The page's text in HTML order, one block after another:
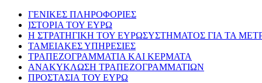
ΓΕΝΙΚΕΣ ΠΛΗΡΟΦΟΡΙΕΣ
ΙΣΤΟΡΙΑ ΤΟΥ ΕΥΡΩ
Η ΣΤΡΑΤΗΓΙΚΗ ΤΟΥ ΕΥΡΩΣΥΣΤΗΜΑΤΟΣ ΓΙΑ ΤΑ
ΤΑΜΕΙΑΚΕΣ ΥΠΗΡΕΣΙΕΣ
ΤΡΑΠΕΖΟΓΡΑΜΜΑΤΙΑ ΚΑΙ ΚΕΡΜΑΤΑ
ΑΝΑΚΥΚΛΩΣΗ ΤΡΑΠΕΖΟΓΡΑΜΜΑΤΙΩΝ
ΠΡΟΣΤΑΣΙΑ ΤΟΥ ΕΥΡΩ